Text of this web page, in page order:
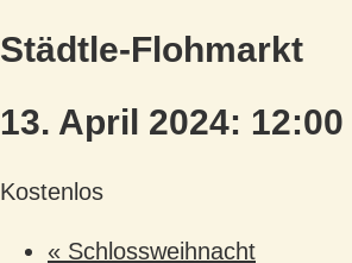
Städtle-Flohmarkt
13. April 2024: 12:00
Kostenlos
« Schlossweihnacht